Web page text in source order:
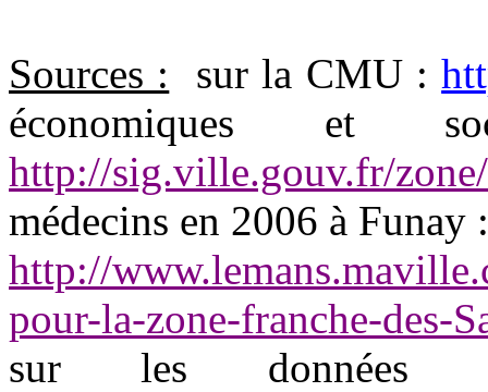
Sources : sur la CMU :
économiques et
http://sig.ville.gouv.fr/
médecins en 2006 à Funay :
http://
pour-la-zone-franche-des-
sur les données